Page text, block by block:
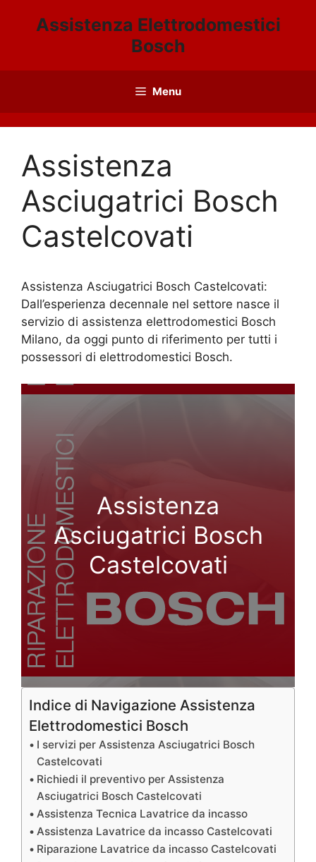
Assistenza Elettrodomestici
Bosch
Menu
Assistenza
Asciugatrici Bosch
Castelcovati
Assistenza Asciugatrici Bosch Castelcovati:
Dall’esperienza decennale nel settore nasce il
servizio di assistenza elettrodomestici Bosch
Milano, da oggi punto di riferimento per tutti i
possessori di elettrodomestici Bosch.
Assistenza
Asciugatrici Bosch
Castelcovati
Indice di Navigazione Assistenza
Elettrodomestici Bosch
I servizi per Assistenza Asciugatrici Bosch
Castelcovati
Richiedi il preventivo per Assistenza
Asciugatrici Bosch Castelcovati
Assistenza Tecnica Lavatrice da incasso
Assistenza Lavatrice da incasso Castelcovati
Riparazione Lavatrice da incasso Castelcovati